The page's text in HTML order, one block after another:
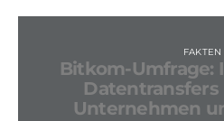
FAKTEN
Bitkom-Umfrage:
Unternehmen